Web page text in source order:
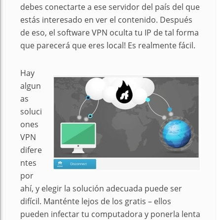
debes conectarte a ese servidor del país del que
estás interesado en ver el contenido. Después
de eso, el software VPN oculta tu IP de tal forma
que parecerá que eres local! Es realmente fácil.
Hay
algun
as
soluci
ones
VPN
difere
ntes
por
ahí, y elegir la solución adecuada puede ser
difícil. Manténte lejos de los gratis – ellos
pueden infectar tu computadora y ponerla lenta